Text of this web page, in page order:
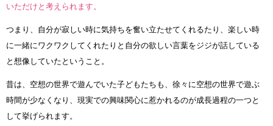
いただけと考えられます。
つまり、自分が寂しい時に気持ちを奮い立たせてくれるたり、楽しい時
に一緒にワクワクしてくれたりと自分の欲しい言葉をジジが話している
と想像していたということ。
昔は、空想の世界で遊んでいた子どもたちも、徐々に空想の世界で遊ぶ
時間が少なくなり、現実での興味関心に惹かれるのが成長過程の一つと
して挙げられます。